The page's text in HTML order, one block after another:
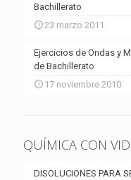
Bachillerato
23 marzo 2011
Ejercicios de Ondas y
de Bachillerato
17 noviembre 2010
QUÍMICA CON
DISOLUCIONES PARA